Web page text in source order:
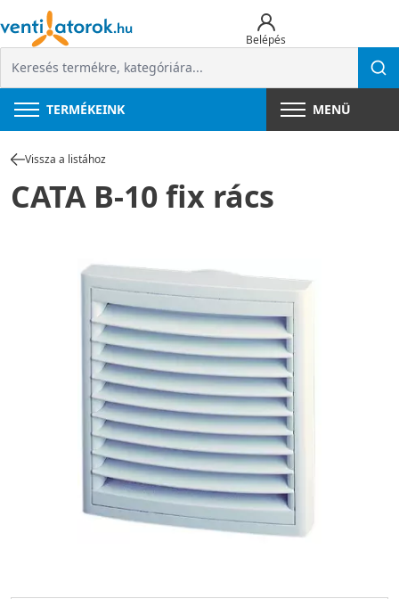
Belépés
TERMÉKEINK MENÜ
Vissza a listához
CATA B-10 fix rács